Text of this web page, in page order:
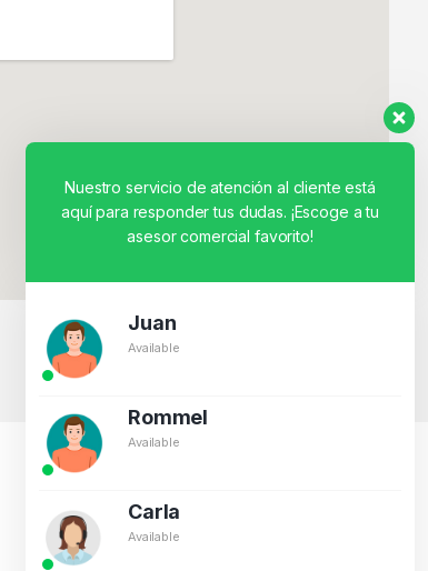
Nuestro servicio de atención al cliente está
aquí para responder tus dudas. ¡Escoge a tu
asesor comercial favorito!
Juan
Available
Rommel
Available
Carla
Available